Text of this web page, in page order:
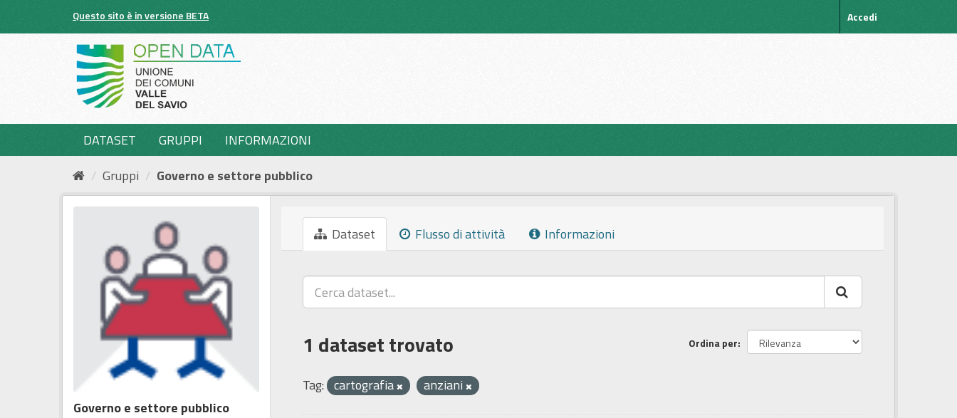
Questo sito è in versione BETA Accedi
DATASET GRUPPI
INFORMAZIONI
Gruppi
Governo e settore pubblico
Governo e settore pubblico
Dataset Flusso di attività Informazioni
Ordina per
1 dataset trovato
Tag: cartografia anziani